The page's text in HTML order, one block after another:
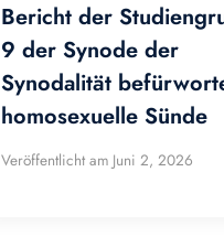
Bericht der
9 der Synode der
Synodalität
homosexuelle Sünde
Veröffentlicht am Juni 2, 2026